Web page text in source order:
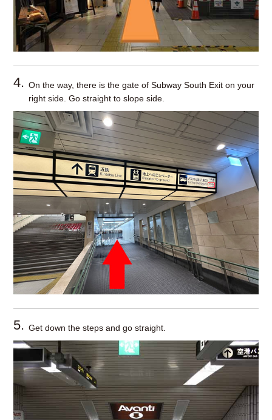
4. On the way, there is the gate of Subway South Exit on your
right side. Go straight to slope side.
5. Get down the steps and go straight.